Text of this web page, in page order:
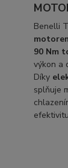
Benelli
90 Nm
výkon a
Díky
splňuje